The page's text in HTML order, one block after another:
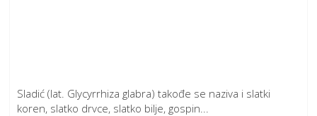
Sladić (lat. Glycyrrhiza glabra) takođe se naziva i slatki
koren, slatko drvce, slatko bilje, gospin...